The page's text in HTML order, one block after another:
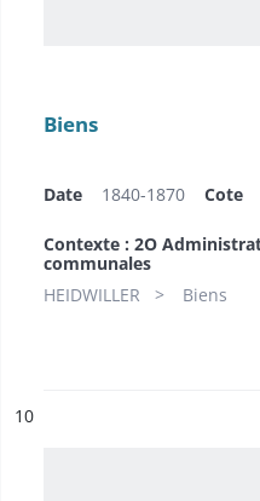
Biens
Date 1840-1870 Cote
Contexte : 2O
communales
HEIDWILLER
Biens
n°
10